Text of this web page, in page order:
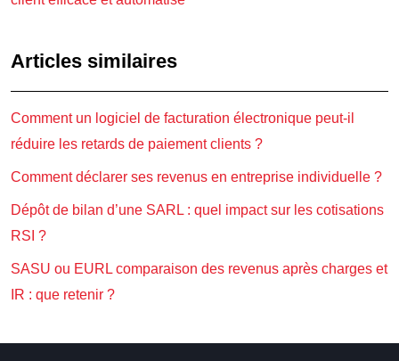
Articles similaires
Comment un logiciel de facturation électronique peut-il
réduire les retards de paiement clients ?
Comment déclarer ses revenus en entreprise individuelle ?
Dépôt de bilan d’une SARL : quel impact sur les cotisations
RSI ?
SASU ou EURL comparaison des revenus après charges et
IR : que retenir ?